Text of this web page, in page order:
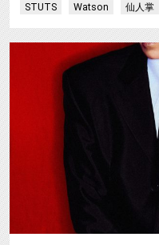
STUTS
Watson 仙人掌